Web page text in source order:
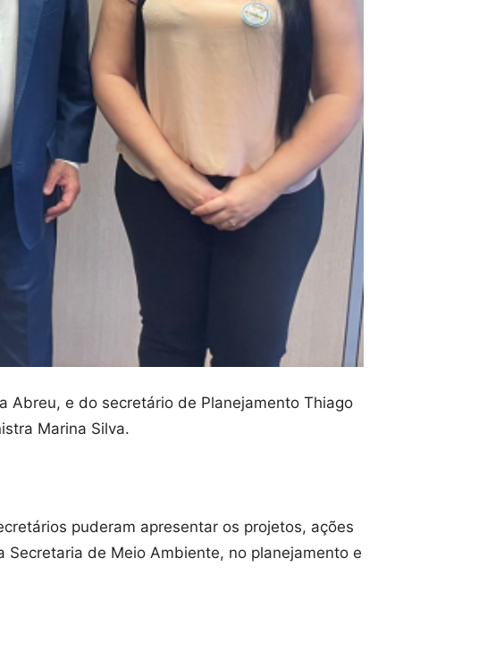
Abreu, e do secretário de Planejamento Thiago
Marina Silva.
puderam apresentar os projetos, ações
de Meio Ambiente, no planejamento e